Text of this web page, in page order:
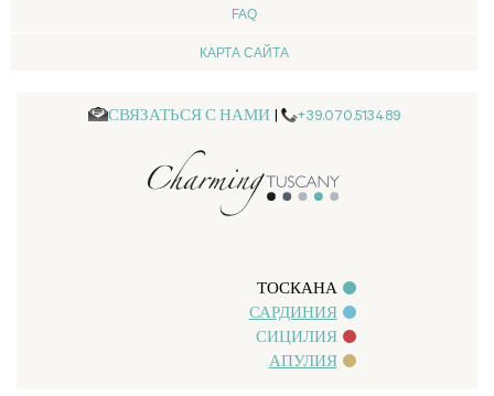
FAQ
КАРТА САЙТА
СВЯЗАТЬСЯ С НАМИ | +39.070.513489
ТОСКАНА
САРДИНИЯ
СИЦИЛИЯ
АПУЛИЯ